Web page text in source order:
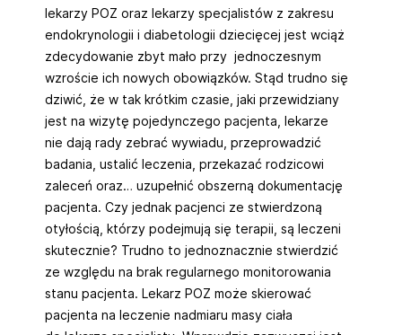
lekarzy POZ oraz lekarzy specjalistów z zakresu
endokrynologii i diabetologii dziecięcej jest wciąż
zdecydowanie zbyt mało przy jednoczesnym
wzroście ich nowych obowiązków. Stąd trudno się
dziwić, że w tak krótkim czasie, jaki przewidziany
jest na wizytę pojedynczego pacjenta, lekarze
nie dają rady zebrać wywiadu, przeprowadzić
badania, ustalić leczenia, przekazać rodzicowi
zaleceń oraz… uzupełnić obszerną dokumentację
pacjenta. Czy jednak pacjenci ze stwierdzoną
otyłością, którzy podejmują się terapii, są leczeni
skutecznie? Trudno to jednoznacznie stwierdzić
ze względu na brak regularnego monitorowania
stanu pacjenta. Lekarz POZ może skierować
pacjenta na leczenie nadmiaru masy ciała